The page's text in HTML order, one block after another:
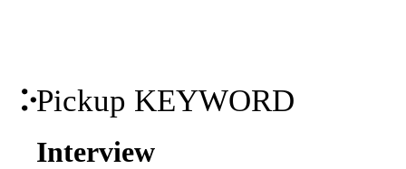
Pickup KEYWORD
Interview